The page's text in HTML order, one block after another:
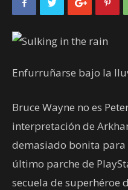
Enfurruñarse bajo la
Bruce Wayne no es
interpretación de
demasiado bonita para
último parche de
secuela de superhéroe